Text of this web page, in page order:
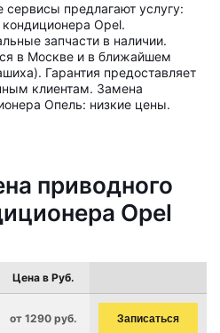
предлагают услугу:
Opel.
запчасти в наличии.
в Москве и в ближайшем
Гарантия предоставляет
клиентам. Замена
Опель: низкие цены.
приводного
Opel
Цена в Руб.
от 1290 руб. Записаться